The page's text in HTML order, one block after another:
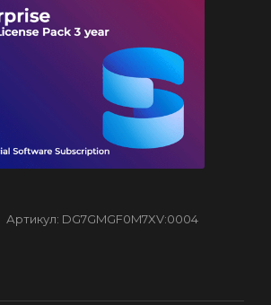
Артикул: DG7GMGF0M7XV:0004